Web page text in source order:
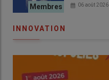
06 août 2026
INNOVATION